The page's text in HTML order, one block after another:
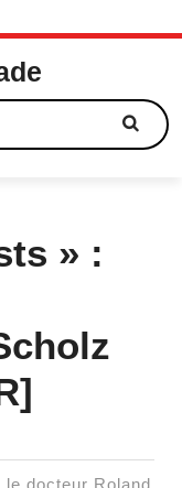
» :
docteur Roland